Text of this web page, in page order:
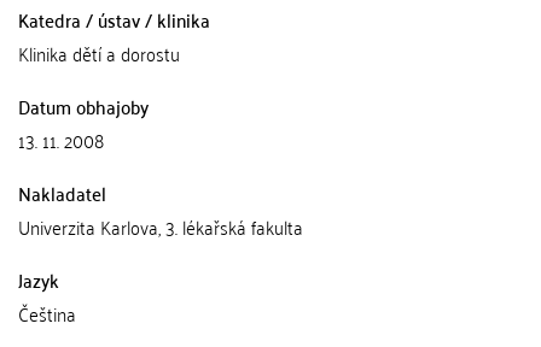
Katedra / ústav / klinika
Klinika dětí a dorostu
Datum obhajoby
13. 11. 2008
Nakladatel
Univerzita Karlova, 3. lékařská fakulta
Jazyk
Čeština